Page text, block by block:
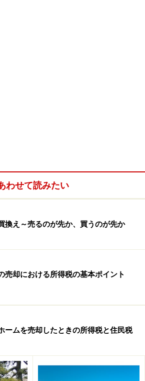
まいについて、さらに詳しく・・・
ものです。最新の内容をご確認くださ
わせて読みたい
換え～売るのが先か、買うのが先か
売却における所得税の基本ポイント
ームを売却したときの所得税と住民税